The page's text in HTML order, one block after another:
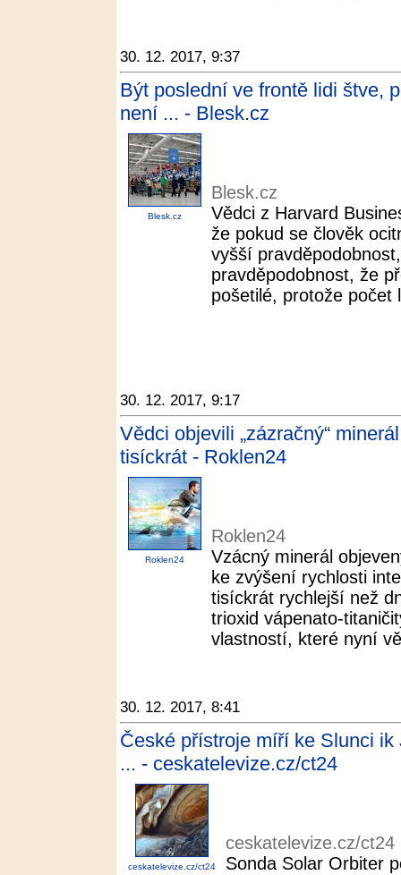
30. 12. 2017, 9:37
Být poslední ve frontě lidi štve,
není ... - Blesk.cz
Blesk.cz
Blesk.cz
Vědci z Harvard
že pokud se člověk
vyšší
pravděpodobnost, že
pošetilé, protože počet
30. 12. 2017, 9:17
Vědci objevili „zázračný“
tisíckrát - Roklen24
Roklen24
Roklen24
Vzácný minerál
ke zvýšení rychlosti
tisíckrát rychlejší než
trioxid vápenato-
vlastností, které nyní
30. 12. 2017, 8:41
České přístroje míří ke Slunci
... - ceskatelevize.cz/ct24
ceskatelevize.cz/ct24
ceskatelevize.cz/ct24
Sonda Solar Orbiter